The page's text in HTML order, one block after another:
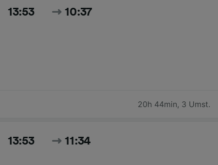
13:53 10:37
20h 44min, 3 Umst.
13:53 11:34